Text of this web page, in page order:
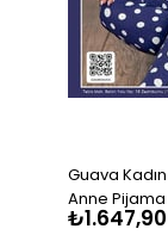
Guava
Anne Pijama
₺1.647,90